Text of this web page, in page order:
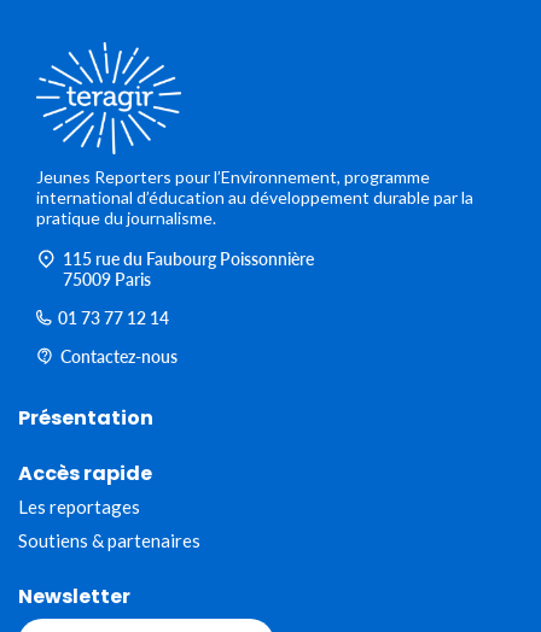
Jeunes Reporters pour l’Environnement, programme
international d’éducation au développement durable par la
pratique du journalisme.
115 rue du Faubourg Poissonnière
75009 Paris
01 73 77 12 14
Contactez-nous
Présentation
Accès rapide
Les reportages
Soutiens & partenaires
Newsletter